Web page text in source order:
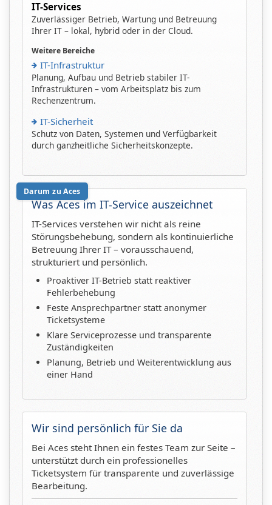
IT-Services
Zuverlässiger Betrieb, Wartung und Betreuung
Ihrer IT – lokal, hybrid oder in der Cloud.
Weitere Bereiche
IT-Infrastruktur
Planung, Aufbau und Betrieb stabiler IT-
Infrastrukturen – vom Arbeitsplatz bis zum
Rechenzentrum.
IT-Sicherheit
Schutz von Daten, Systemen und Verfügbarkeit
durch ganzheitliche Sicherheitskonzepte.
Darum zu Aces
Was Aces im IT-Service auszeichnet
IT-Services verstehen wir nicht als reine
Störungsbehebung, sondern als kontinuierliche
Betreuung Ihrer IT – vorausschauend,
strukturiert und persönlich.
Proaktiver IT-Betrieb statt reaktiver
Fehlerbehebung
Feste Ansprechpartner statt anonymer
Ticketsysteme
Klare Serviceprozesse und transparente
Zuständigkeiten
Planung, Betrieb und Weiterentwicklung aus
einer Hand
Wir sind persönlich für Sie da
Bei Aces steht Ihnen ein festes Team zur Seite –
unterstützt durch ein professionelles
Ticketsystem für transparente und zuverlässige
Bearbeitung.